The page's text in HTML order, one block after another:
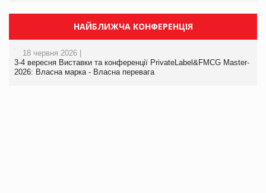
НАЙБЛИЖЧА КОНФЕРЕНЦІЯ
18 червня 2026 |
3-4 вересня Виставки та конференції PrivateLabel&FMCG Master-
2026: Власна марка - Власна перевага